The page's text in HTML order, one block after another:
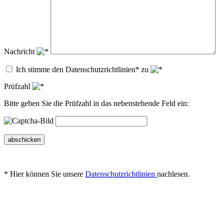
Nachricht
Ich stimme den Datenschutzrichtlinien* zu
Prüfzahl
Bitte geben Sie die Prüfzahl in das nebenstehende Feld ein:
abschicken
* Hier können Sie unsere Datenschutzrichtlinien nachlesen.